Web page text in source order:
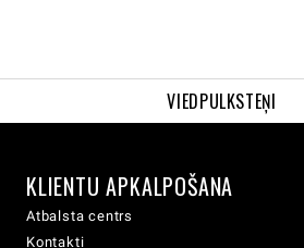
VIEDPULKSTEŅI
KLIENTU APKALPOŠANA
Atbalsta centrs
Kontakti